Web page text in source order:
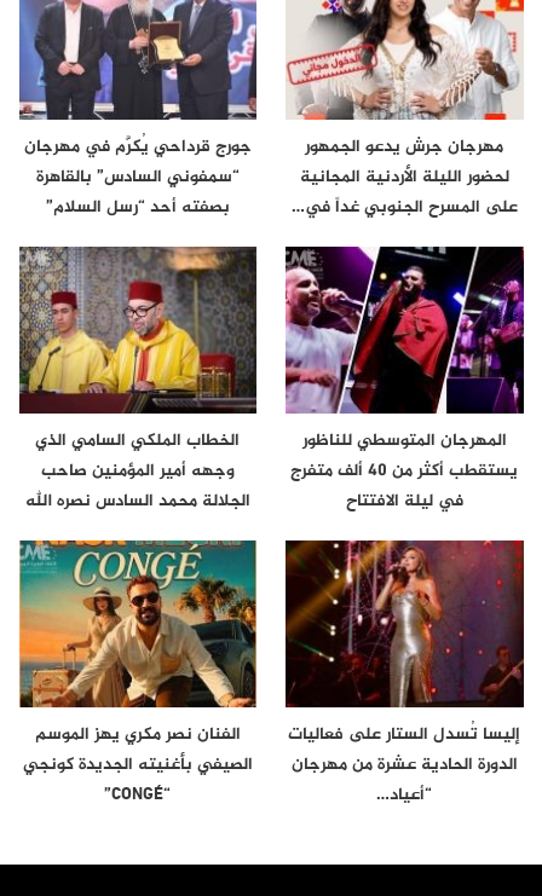
مهرجان جرش يدعو الجمهور
لحضور الليلة الأردنية المجانية
على المسرح الجنوبي غداً في…
جورج قرداحي يُكرَّم في مهرجان
“سمفوني السادس” بالقاهرة
بصفته أحد “رسل السلام”
المهرجان المتوسطي للناظور
يستقطب أكثر من 40 ألف متفرج
في ليلة الافتتاح
الخطاب الملكي السامي الذي
وجهه أمير المؤمنين صاحب
الجلالة محمد السادس نصره الله
إليسا تُسدل الستار على فعاليات
الدورة الحادية عشرة من مهرجان
“أعياد…
الفنان نصر مكري يهز الموسم
الصيفي بأغنيته الجديدة كونجي
“CONGÉ”